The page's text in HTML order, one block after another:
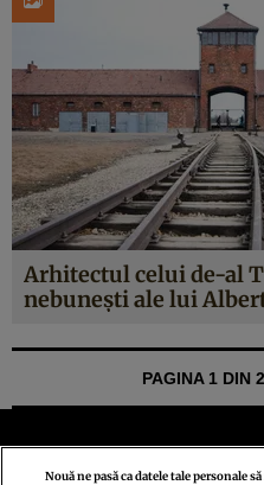
Arhitectul celui de-al
nebuneşti ale lui
PAGINA 1 DIN 2
Nouă ne pasă ca datele tale personale